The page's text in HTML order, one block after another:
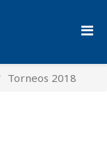
Torneos 2018